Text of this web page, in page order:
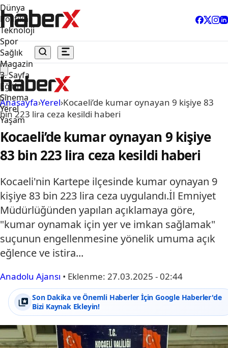
Dünya
Politika
Teknoloji
Spor
Sağlık
Magazin
3. Sayfa
Eğitim
Sinema
Yerel
Yaşam
Anasayfa›Yerel›Kocaeli’de kumar oynayan 9 kişiye 83
bin 223 lira ceza kesildi haberi
Kocaeli’de kumar oynayan 9 kişiye
83 bin 223 lira ceza kesildi haberi
Kocaeli'nin Kartepe ilçesinde kumar oynayan 9
kişiye 83 bin 223 lira ceza uygulandı.İl Emniyet
Müdürlüğünden yapılan açıklamaya göre,
"kumar oynamak için yer ve imkan sağlamak"
suçunun engellenmesine yönelik umuma açık
eğlence ve istira...
Anadolu Ajansı • Eklenme: 27.03.2025 - 02:44
Son Dakika ve Önemli Haberler İçin Google Haberler'de
Bizi Kaynak Ekleyin!